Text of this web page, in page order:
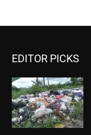
EDITOR PICKS